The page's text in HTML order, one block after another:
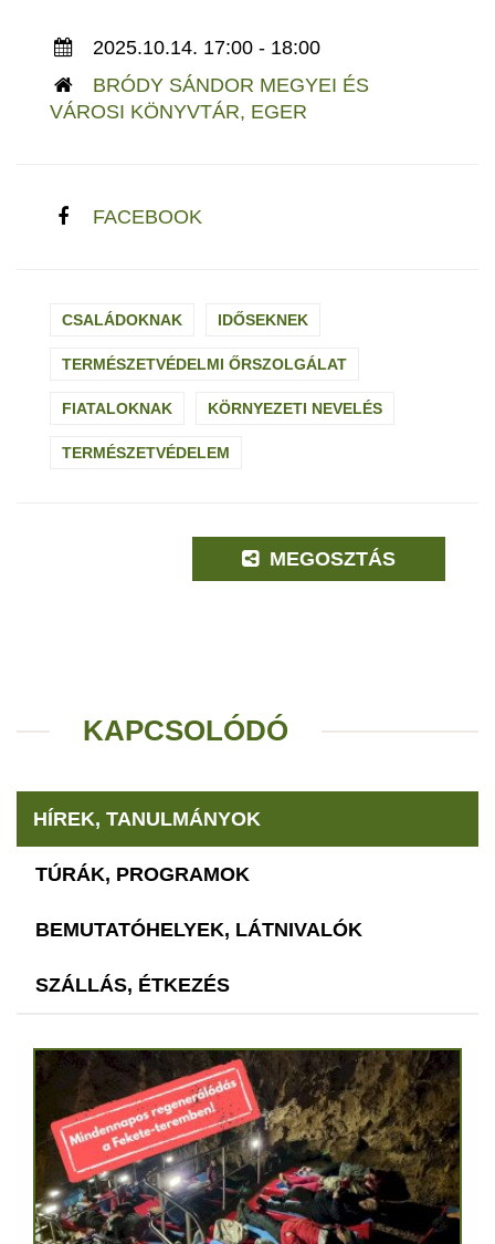
2025.10.14. 17:00 - 18:00
BRÓDY SÁNDOR MEGYEI ÉS
VÁROSI KÖNYVTÁR, EGER
FACEBOOK
CSALÁDOKNAK IDŐSEKNEK
TERMÉSZETVÉDELMI ŐRSZOLGÁLAT
FIATALOKNAK KÖRNYEZETI NEVELÉS
TERMÉSZETVÉDELEM
MEGOSZTÁS
KAPCSOLÓDÓ
HÍREK, TANULMÁNYOK
TÚRÁK, PROGRAMOK
BEMUTATÓHELYEK, LÁTNIVALÓK
SZÁLLÁS, ÉTKEZÉS